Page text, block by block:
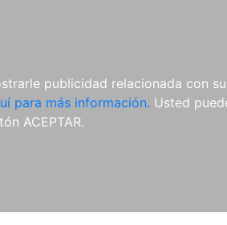
publicidad relacionada con
para más información. Usted
ACEPTAR.
CDS Y
DVDS
MATERIAL
COMPLEMENTARIO